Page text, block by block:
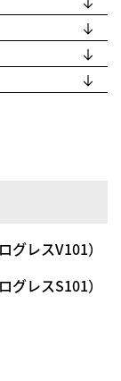
レスV101）
レスS101）